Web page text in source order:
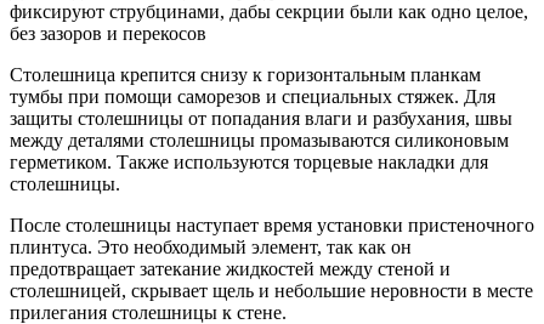
фиксируют струбцинами, дабы секрции были как одно целое,
без зазоров и перекосов
Столешница крепится снизу к горизонтальным планкам
тумбы при помощи саморезов и специальных стяжек. Для
защиты столешницы от попадания влаги и разбухания, швы
между деталями столешницы промазываются силиконовым
герметиком. Также используются торцевые накладки для
столешницы.
После столешницы наступает время установки пристеночного
плинтуса. Это необходимый элемент, так как он
предотвращает затекание жидкостей между стеной и
столешницей, скрывает щель и небольшие неровности в месте
прилегания столешницы к стене.